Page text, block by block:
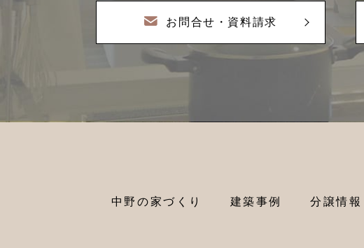
お問合せ・資料請求
中野の家づくり 建築事例 分譲情報